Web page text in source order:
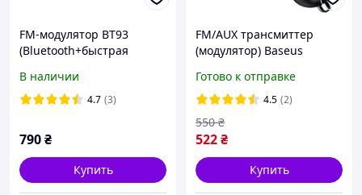
FM-модулятор BT93
(Bluetooth+быстрая
В наличии
4.7 (3)
790₴
Купить
FM/AUX трансмиттер
(модулятор) Baseus
CCLH-01
Готово к отправке
4.5 (2)
522₴
550 ₴
Купить